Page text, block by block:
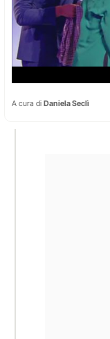
A cura di Daniela Seclì